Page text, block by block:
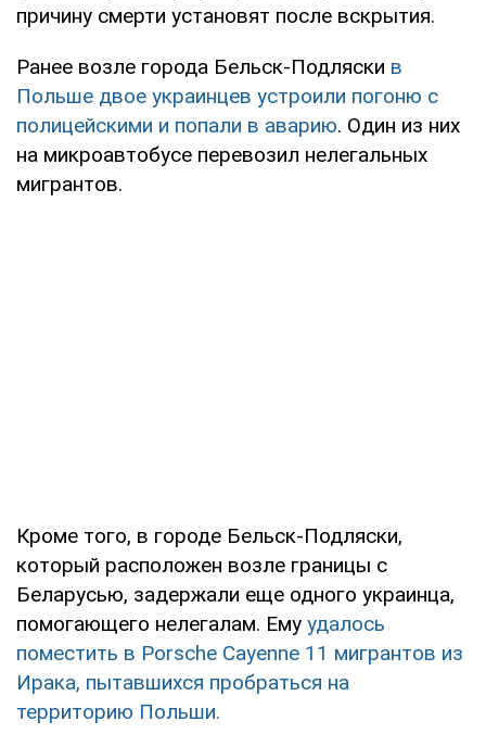
причину смерти установят после вскрытия.
Ранее возле города Бельск-Подляски в
Польше двое украинцев устроили погоню с
полицейскими и попали в аварию. Один из них
на микроавтобусе перевозил нелегальных
мигрантов.
Кроме того, в городе Бельск-Подляски,
который расположен возле границы с
Беларусью, задержали еще одного украинца,
помогающего нелегалам. Ему удалось
поместить в Porsche Cayenne 11 мигрантов из
Ирака, пытавшихся пробраться на
территорию Польши.